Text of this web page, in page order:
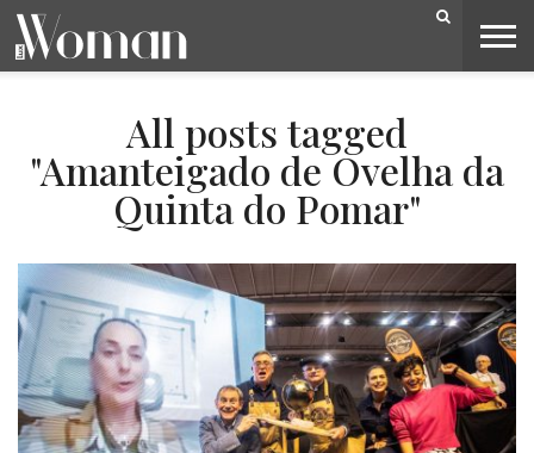
LIFESTYLE
OPINIÃO
PESSOAS
SOCIEDADEAll posts tagged
"Amanteigado de Ovelha da
Quinta do Pomar"